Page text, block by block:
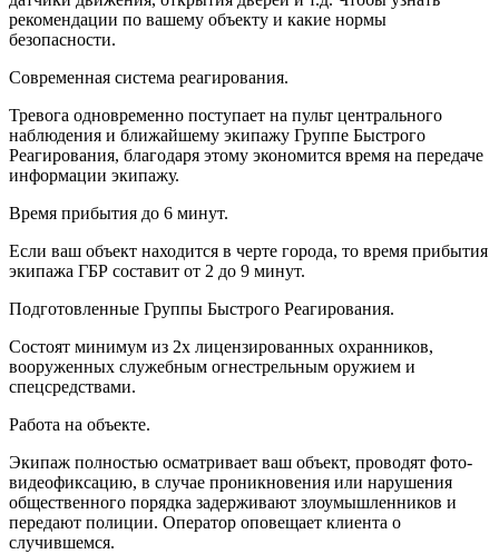
рекомендации по вашему объекту и какие нормы
безопасности.
Современная система реагирования.
Тревога одновременно поступает на пульт центрального
наблюдения и ближайшему экипажу Группе Быстрого
Реагирования, благодаря этому экономится время на передаче
информации экипажу.
Время прибытия до 6 минут.
Если ваш объект находится в черте города, то время прибытия
экипажа ГБР составит от 2 до 9 минут.
Подготовленные Группы Быстрого Реагирования.
Состоят минимум из 2х лицензированных охранников,
вооруженных служебным огнестрельным оружием и
спецсредствами.
Работа на объекте.
Экипаж полностью осматривает ваш объект, проводят фото-
видеофиксацию, в случае проникновения или нарушения
общественного порядка задерживают злоумышленников и
передают полиции. Оператор оповещает клиента о
случившемся.